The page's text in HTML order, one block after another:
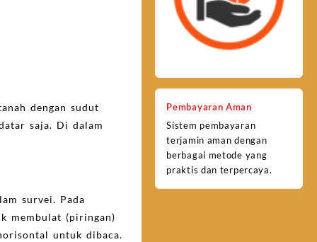
dengan sudut
saja. Di dalam
survei. Pada
membulat (piringan)
untuk dibaca.
Pembayaran Aman
Sistem pembayaran
terjamin aman dengan
berbagai metode yang
praktis dan terpercaya.